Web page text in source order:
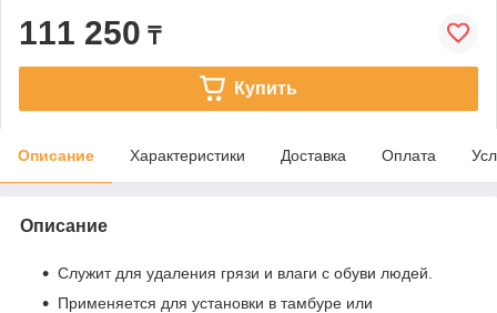
111 250 ₸
Купить
Описание Характеристики Доставка Оплата
Описание
Служит для удаления грязи и влаги с обуви людей.
Применяется для установки в тамбуре или